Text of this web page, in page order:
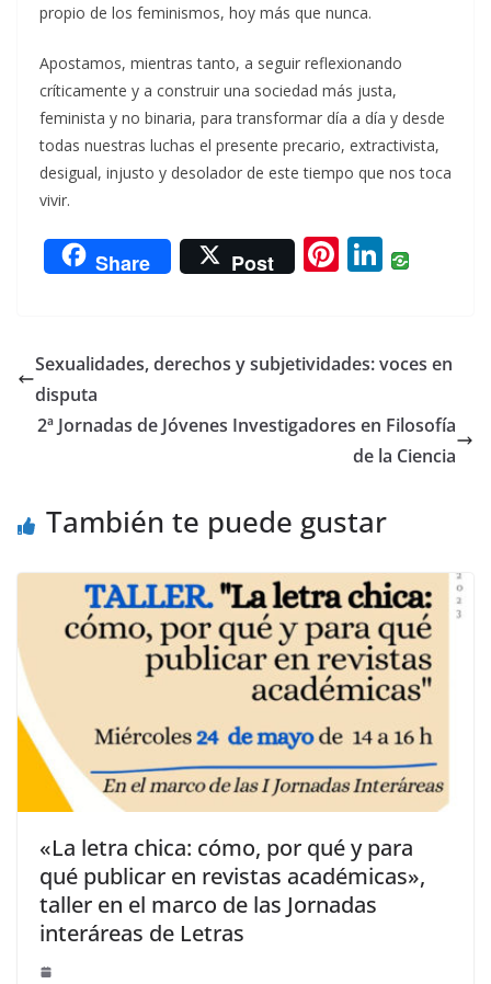
propio de los feminismos, hoy más que nunca.
Apostamos, mientras tanto, a seguir reflexionando
críticamente y a construir una sociedad más justa,
feminista y no binaria, para transformar día a día y desde
todas nuestras luchas el presente precario, extractivista,
desigual, injusto y desolador de este tiempo que nos toca
vivir.
Share Post Pi
e
Li
e
n
Sexualidades, derechos y subjetividades: voces en
disputa
2ª Jornadas de Jóvenes Investigadores en Filosofía
de la Ciencia
También te puede gustar
«La letra chica: cómo, por qué y para
qué publicar en revistas académicas»,
taller en el marco de las Jornadas
interáreas de Letras